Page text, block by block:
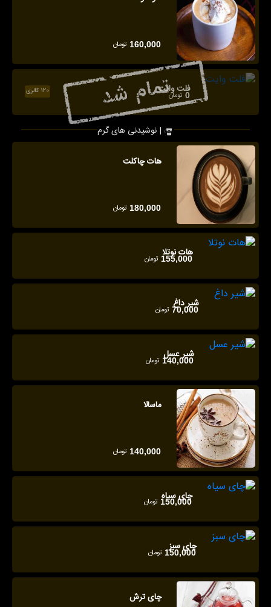
160,000 تومان
120 کالری فلت وایت
0 تومان
نوشیدنی های گرم |
هات چاکلت
180,000 تومان
هات نوتلا
155,000 تومان
شیر داغ
70,000 تومان
شیر عسل
140,000 تومان
ماسالا
140,000 تومان
چای سیاه
150,000 تومان
چای سبز
150,000 تومان
چای ترش